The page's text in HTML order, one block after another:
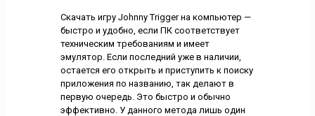
Скачать игру Johnny Trigger на компьютер —
быстро и удобно, если ПК соответствует
техническим требованиям и имеет
эмулятор. Если последний уже в наличии,
остается его открыть и приступить к поиску
приложения по названию, так делают в
первую очередь. Это быстро и обычно
эффективно. У данного метода лишь один